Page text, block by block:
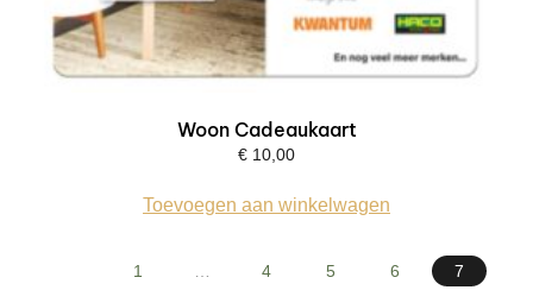
Woon Cadeaukaart
€ 10,00
Toevoegen aan winkelwagen
1 4 5 6
7